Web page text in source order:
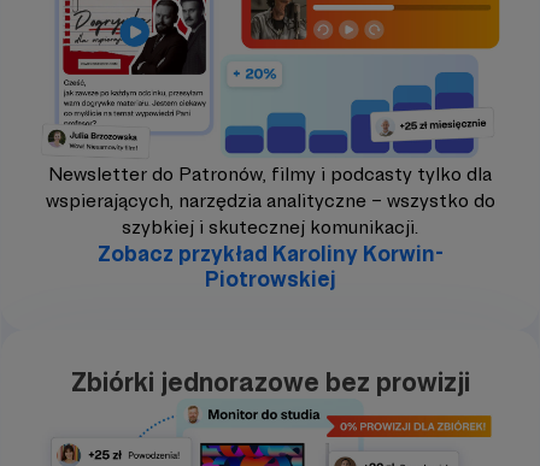
Newsletter do Patronów, filmy i podcasty tylko dla
wspierających, narzędzia analityczne – wszystko do
szybkiej i skutecznej komunikacji.
Zobacz przykład Karoliny Korwin-
Piotrowskiej
Zbiórki jednorazowe bez prowizji